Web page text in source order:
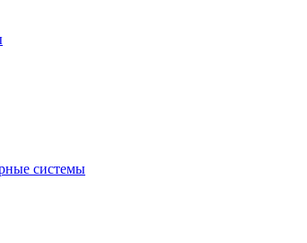
системы